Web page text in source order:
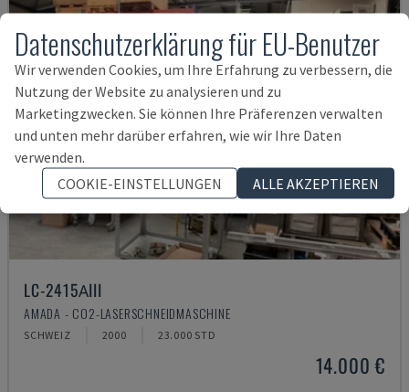
LC-2415ΑIII
AMADA - CO2-LASERSCHNEIDMASCHINE
SCHWEIZ 2000 23.000 STD
14.000 €
Datenschutzerklärung für EU-Benutzer
Wir verwenden Cookies, um Ihre Erfahrung zu verbessern, die
Nutzung der Website zu analysieren und zu
Marketingzwecken. Sie können Ihre Präferenzen verwalten
und unten mehr darüber erfahren, wie wir Ihre Daten
verwenden.
COOKIE-EINSTELLUNGEN
ALLE AKZEPTIEREN